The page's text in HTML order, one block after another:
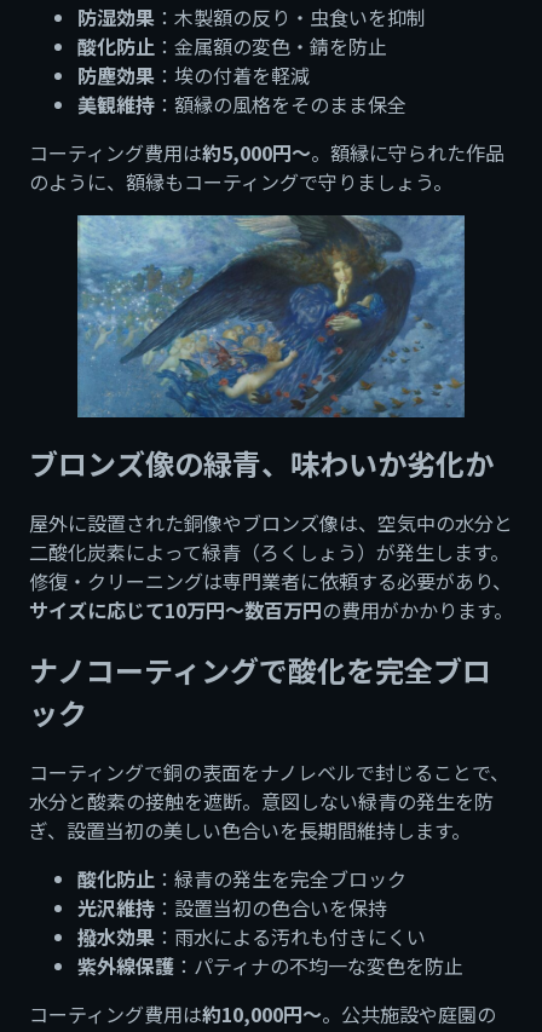
防湿効果 ：木製額の反り・虫食いを抑制
酸化防止 ：金属額の変色・錆を防止
防塵効果 ：埃の付着を軽減
美観維持 ：額縁の風格をそのまま保全
コーティング費用は約5,000円〜。額縁に守られた作品
のように、額縁もコーティングで守りましょう。
ブロンズ像の緑青、味わいか劣化か
屋外に設置された銅像やブロンズ像は、空気中の水分と
二酸化炭素によって緑青（ろくしょう）が発生します。
修復・クリーニングは専門業者に依頼する必要があり、
サイズに応じて10万円〜数百万円の費用がかかります。
ナノコーティングで酸化を完全ブロ
ック
コーティングで銅の表面をナノレベルで封じることで、
水分と酸素の接触を遮断。意図しない緑青の発生を防
ぎ、設置当初の美しい色合いを長期間維持します。
酸化防止 ：緑青の発生を完全ブロック
光沢維持 ：設置当初の色合いを保持
撥水効果 ：雨水による汚れも付きにくい
紫外線保護 ：パティナの不均一な変色を防止
コーティング費用は約10,000円〜。公共施設や庭園の